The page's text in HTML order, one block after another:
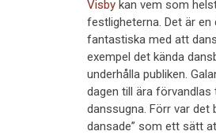
Visby kan vem som
festligheterna. Det är
fantastiska med att
exempel det kända
underhålla publiken.
dagen till ära
danssugna. Förr var det
dansade” som ett sätt